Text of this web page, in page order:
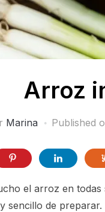
Arroz
Marina Published
el arroz en
sencillo de